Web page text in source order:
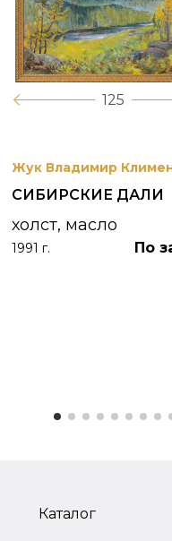
125
Жук Владимир
СИБИРСКИЕ ДАЛИ
холст, масло
1991 г. По
Каталог